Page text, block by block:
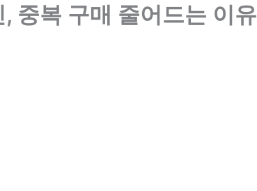
중복 구매 줄어드는 이유